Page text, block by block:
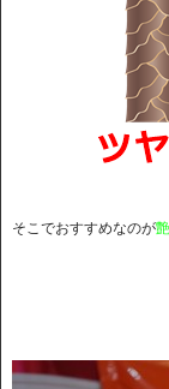
そこでおすすめなのが